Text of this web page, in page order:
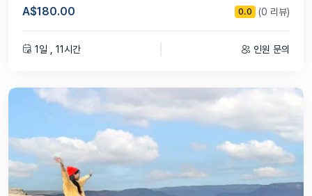
* 수하물 또는 큰 가방은 지참하실 수 없습니다.
A$180.00
0.0 (0 리뷰)
1일 , 11시간 인원 문의